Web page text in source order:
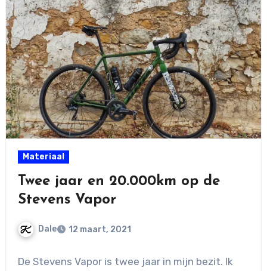
Materiaal
Twee jaar en 20.000km op de
Stevens Vapor
Dale 12 maart, 2021
reacties
De Stevens Vapor is twee jaar in mijn bezit. Ik